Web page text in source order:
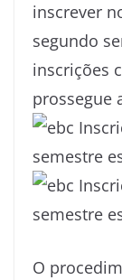
inscrever
segundo
inscrições
prossegue
O